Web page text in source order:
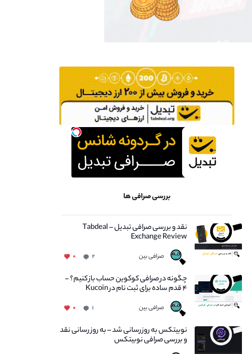
بررسی صرافی ها
نقد و بررسی صرافی تبدیل – Tabdeal
Exchange Review
صرافی بین ۲ ۰
چگونه در صرافی کوکوین حساب باز کنیم؟ -
۴ قدم ساده برای ثبت نام در Kucoin
صرافی بین ۱ ۰
نوبیتکس به روزرسانی شد – به روز رسانی نقد
و بررسی صرافی نوبیتکس